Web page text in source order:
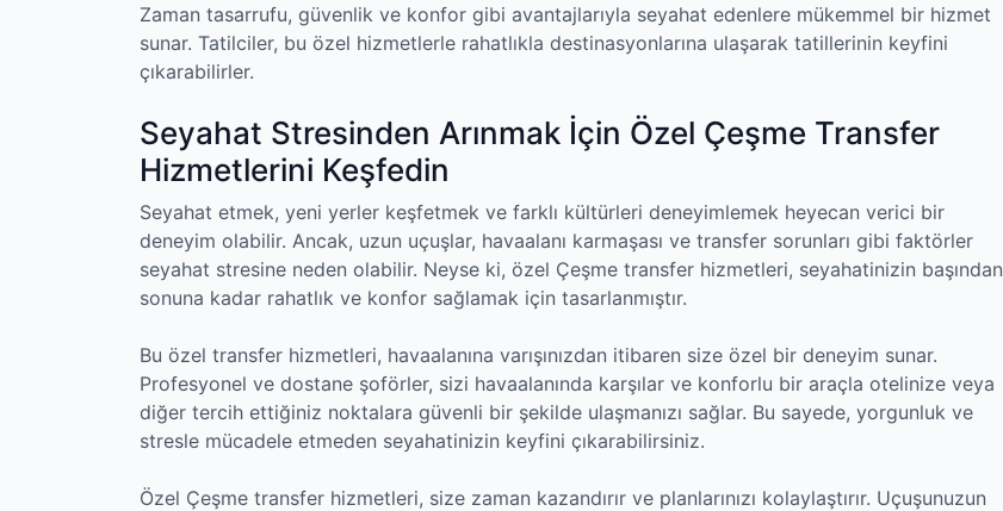
Zaman tasarrufu, güvenlik ve konfor gibi avantajlarıyla seyahat edenlere mükemmel bir hizmet
sunar. Tatilciler, bu özel hizmetlerle rahatlıkla destinasyonlarına ulaşarak tatillerinin keyfini
çıkarabilirler.
Seyahat Stresinden Arınmak İçin Özel Çeşme Transfer
Hizmetlerini Keşfedin
Seyahat etmek, yeni yerler keşfetmek ve farklı kültürleri deneyimlemek heyecan verici bir
deneyim olabilir. Ancak, uzun uçuşlar, havaalanı karmaşası ve transfer sorunları gibi faktörler
seyahat stresine neden olabilir. Neyse ki, özel Çeşme transfer hizmetleri, seyahatinizin başından
sonuna kadar rahatlık ve konfor sağlamak için tasarlanmıştır.
Bu özel transfer hizmetleri, havaalanına varışınızdan itibaren size özel bir deneyim sunar.
Profesyonel ve dostane şoförler, sizi havaalanında karşılar ve konforlu bir araçla otelinize veya
diğer tercih ettiğiniz noktalara güvenli bir şekilde ulaşmanızı sağlar. Bu sayede, yorgunluk ve
stresle mücadele etmeden seyahatinizin keyfini çıkarabilirsiniz.
Özel Çeşme transfer hizmetleri, size zaman kazandırır ve planlarınızı kolaylaştırır. Uçuşunuzun